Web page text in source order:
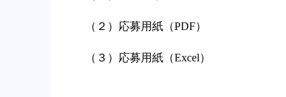
（２）応募用紙（PDF）
（３）応募用紙（Excel）